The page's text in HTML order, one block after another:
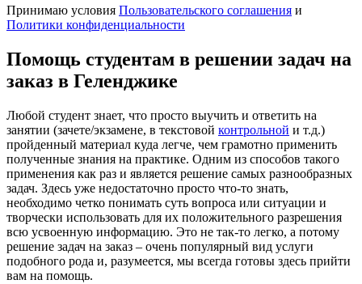
Принимаю условия Пользовательского соглашения и
Политики конфиденциальности
Помощь студентам в решении задач на
заказ в Геленджике
Любой студент знает, что просто выучить и ответить на
занятии (зачете/экзамене, в текстовой контрольной и т.д.)
пройденный материал куда легче, чем грамотно применить
полученные знания на практике. Одним из способов такого
применения как раз и является решение самых разнообразных
задач. Здесь уже недостаточно просто что-то знать,
необходимо четко понимать суть вопроса или ситуации и
творчески использовать для их положительного разрешения
всю усвоенную информацию. Это не так-то легко, а потому
решение задач на заказ – очень популярный вид услуги
подобного рода и, разумеется, мы всегда готовы здесь прийти
вам на помощь.